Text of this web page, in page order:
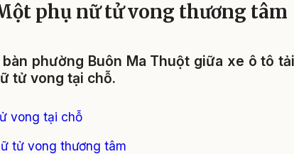
phụ nữ tử vong thương tâm
phường Buôn Ma Thuột giữa xe ô tô tải
tử vong tại chỗ.
vong tại chỗ
tử vong thương tâm